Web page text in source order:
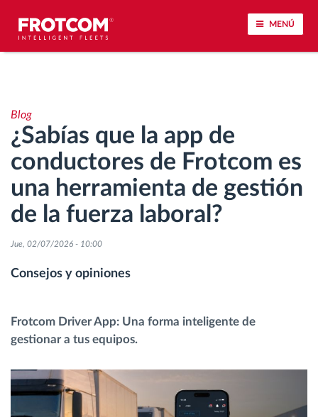
MENÚ
Análisis de la conducta en la conducción
Seguimiento del tiempo de conducción
Gestión de plantilla
Control de acceso
Gestión de combustible
Identificación automática del conductor
Blog
¿Sabías que la app de
conductores de Frotcom es
una herramienta de gestión
de la fuerza laboral?
Jue, 02/07/2026 - 10:00
Consejos y opiniones
Frotcom Driver App: Una forma inteligente de
gestionar a tus equipos.